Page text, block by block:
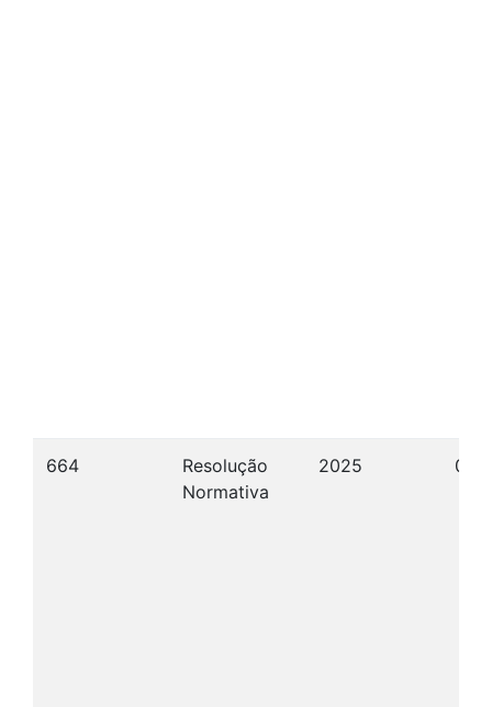
664
Resolução
Normativa
2025 08/